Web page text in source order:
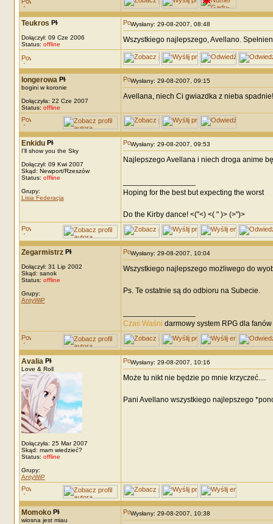
Teukros
Dołączył: 09 Cze 2006
Status: offline
Wysłany: 29-08-2007, 08:48
Wszystkiego najlepszego, Avellano.
longerowa
bogini w koronie
Dołączyła: 22 Cze 2007
Status: offline
Wysłany: 29-08-2007, 09:15
Avellana, niech Ci gwiazdka z nieba
Enkidu
I'll show you the Sky
Dołączył: 09 Kwi 2007
Skąd: Newport/Rzeszów
Status: offline
Grupy:
Lisia Federacja
Wysłany: 29-08-2007, 09:53
Najlepszego Avellana i niech droga anime
Hoping for the best but expecting the worst
Do the Kirby dance! <("<) <( " )> (>")>
Zegarmistrz
Dołączył: 31 Lip 2002
Skąd: sanok
Status: offline
Grupy:
AntyWiP
Wysłany: 29-08-2007, 10:04
Wszystkiego najlepszego możliwego do
Ps. Te ostatnie są do odbioru na Subecie.
Czas Waśni darmowy system RPG dla
Avalia
Love & Roll
Dołączyła: 25 Mar 2007
Skąd: mam wiedzieć?
Status: offline
Grupy:
AntyWiP
Wysłany: 29-08-2007, 10:16
Może tu nikt nie będzie po mnie krzyczeć....
Pani Avellano wszystkiego najlepszego
Momoko
wiosna jest miau
Wysłany: 29-08-2007, 10:38